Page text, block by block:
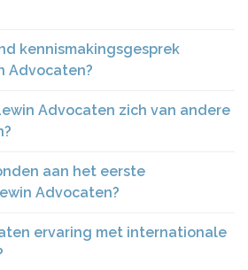
kennismakingsgesprek
Advocaten?
Advocaten zich van andere
aan het eerste
Advocaten?
ervaring met internationale